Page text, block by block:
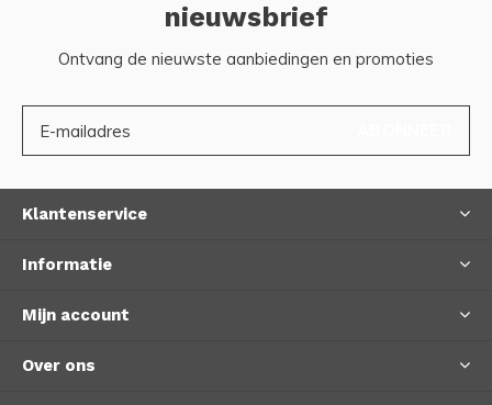
nieuwsbrief
Ontvang de nieuwste aanbiedingen en promoties
Klantenservice
Informatie
Mijn account
Over ons